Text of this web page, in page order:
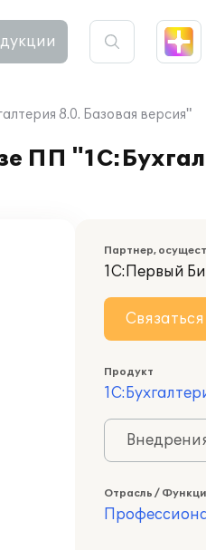
8.0. Базовая версия"
ПП
Партнер,
1С:Первый
Связаться
Продукт
Отрасль /